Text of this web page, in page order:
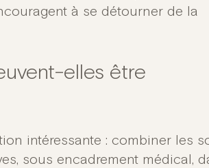
à se détourner de la
elles être
intéressante : combiner les
sous encadrement médical,